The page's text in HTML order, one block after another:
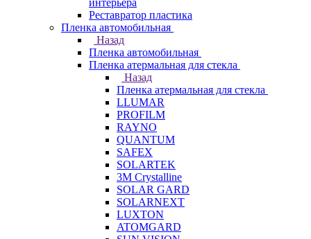
интерьера
Реставратор пластика
Пленка автомобильная
Назад
Пленка автомобильная
Пленка атермальная для стекла
Назад
Пленка атермальная для стекла
LLUMAR
PROFILM
RAYNO
QUANTUM
SAFEX
SOLARTEK
3M Crystalline
SOLAR GARD
SOLARNEXT
LUXTON
ATOMGARD